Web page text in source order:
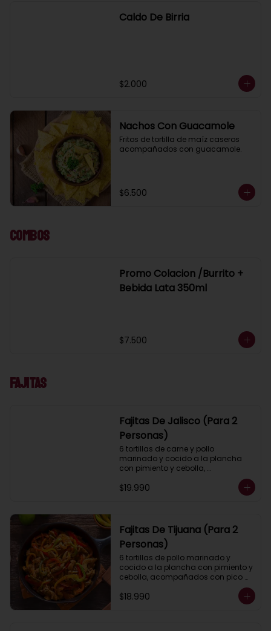
Caldo De Birria
$2.000
Nachos Con Guacamole
Fritos de tortilla de maíz caseros
acompañados con guacamole.
$6.500
Combos
Promo Colacion /Burrito +
Bebida Lata 350ml
$7.500
Fajitas
Fajitas De Jalisco (Para 2
Personas)
6 tortillas de carne y pollo
marinado y cocido a la plancha
con pimiento y cebolla,
acompañados con pico de gallo,
lechuga, guacamole, salsa ranch
$19.990
Fajitas De Tijuana (Para 2
Personas)
6 tortillas de pollo marinado y
cocido a la plancha con pimiento y
cebolla, acompañados con pico
salsa ranch (crema ácida), porotos
negros, arroz mexicano y 2 salsas a
$18.990